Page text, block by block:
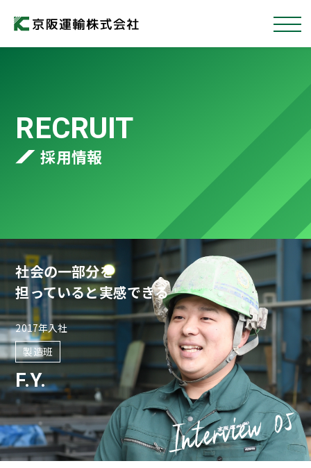
RECRUIT
採用情報
社会の一部分を
担っていると実感できる
2017年入社
製造班
F.Y.
Interview 05